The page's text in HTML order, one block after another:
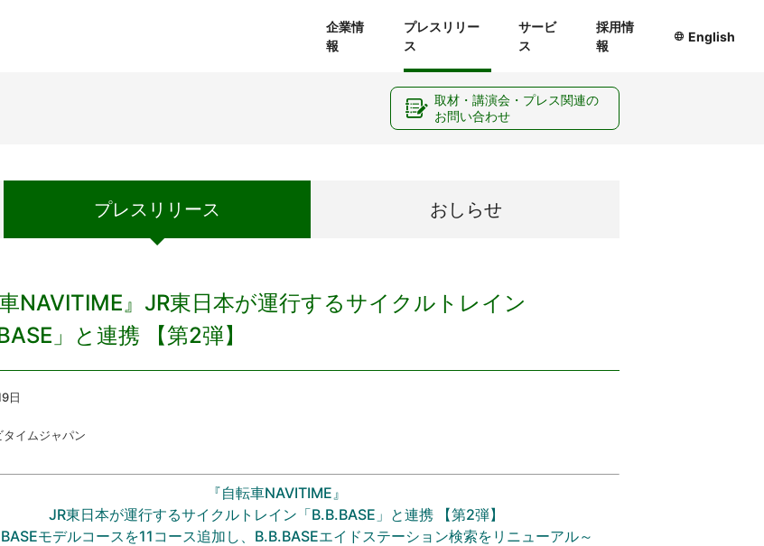
企業情
報
プレスリリー
ス
サービ
ス
採用情
報
English
プレス リリース おしらせ
車NAVITIME』JR東日本が運行するサイクルトレイン
」と連携 【第2弾】
日
イムジャパン
『自転車NAVITIME』
JR東日本が運行するサイクルトレイン「B.B.BASE」と連携 【第2弾】
モデルコースを11コース追加し、B.B.BASEエイドステーション検索をリニューアル～
取材・講演会・プレス関連の
お問い合わせ